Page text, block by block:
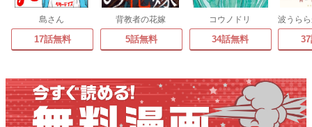
島さん
17話無料
背教者の花嫁
5話無料
コウノドリ
34話無料